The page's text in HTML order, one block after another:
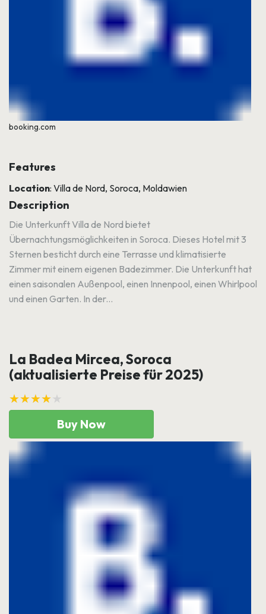
booking.com
Features
Location: Villa de Nord, Soroca, Moldawien
Description
Die Unterkunft Villa de Nord bietet
Übernachtungsmöglichkeiten in Soroca. Dieses Hotel mit 3
Sternen besticht durch eine Terrasse und klimatisierte
Zimmer mit einem eigenen Badezimmer. Die Unterkunft hat
einen saisonalen Außenpool, einen Innenpool, einen Whirlpool
und einen Garten. In der...
La Badea Mircea, Soroca
(aktualisierte Preise für 2025)
★★★★★
Buy Now